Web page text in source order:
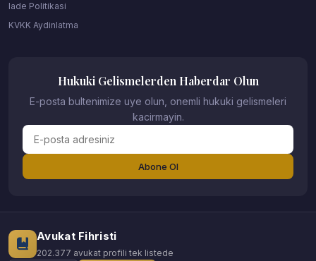
Iade Politikasi
KVKK Aydinlatma
Hukuki Gelismelerden Haberdar Olun
E-posta bultenimize uye olun, onemli hukuki gelismeleri
kacirmayin.
Abone Ol
Avukat Fihristi
202.377 avukat profili tek listede